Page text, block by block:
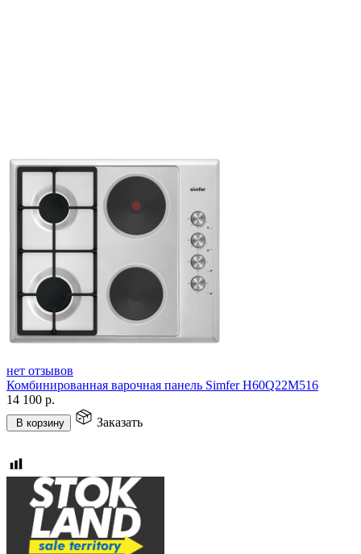
нет отзывов
Комбинированная варочная панель Simfer H60Q22M516
14 100 р.
В корзину Заказать